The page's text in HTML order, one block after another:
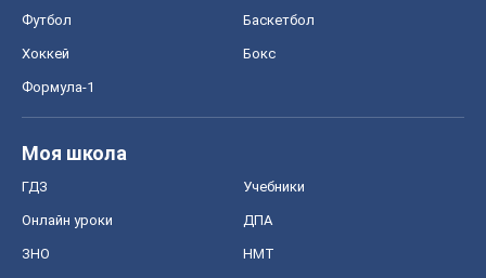
Футбол Баскетбол
Хоккей Бокс
Формула-1
Моя школа
ГДЗ Учебники
Онлайн уроки ДПА
ЗНО НМТ